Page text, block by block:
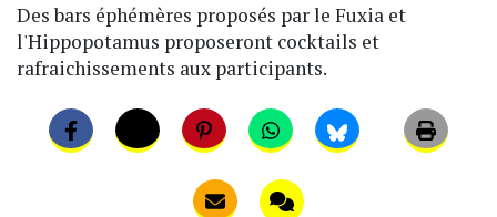
Des bars éphémères proposés par le Fuxia et
l'Hippopotamus proposeront cocktails et
rafraichissements aux participants.